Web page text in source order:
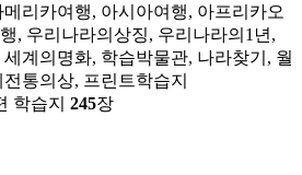
리카여행, 아시아여행, 아프리카오
, 우리나라의상징, 우리나라의1년,
계의명화, 학습박물관, 나라찾기, 월
통의상, 프린트학습지
학습지 245장